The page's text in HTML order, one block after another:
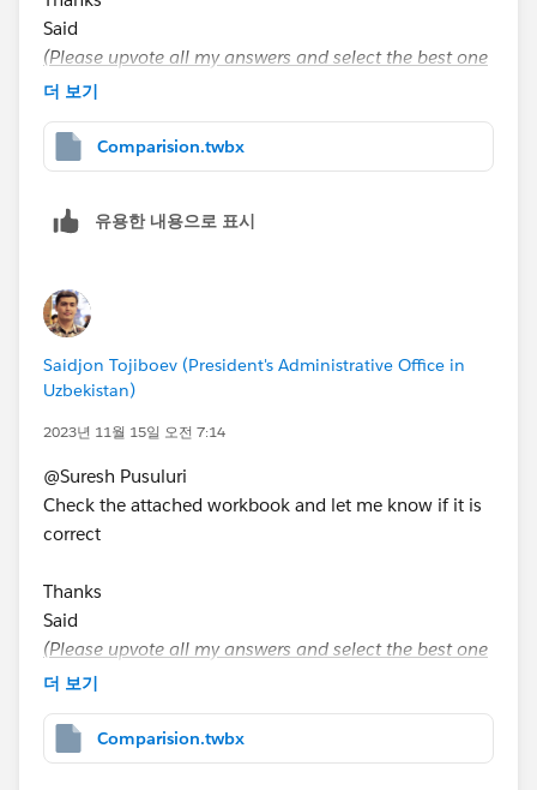
Said
(Please upvote all my answers and select the best one
if you find them helpful)
더 보기
Comparision.twbx
유용한 내용으로 표시
Saidjon Tojiboev (President's Administrative Office in
Uzbekistan)
2023년 11월 15일 오전 7:14
@Suresh Pusuluri​
Check the attached workbook and let me know if it is
correct
Thanks
Said
(Please upvote all my answers and select the best one
if you find them helpful)
더 보기
Comparision.twbx